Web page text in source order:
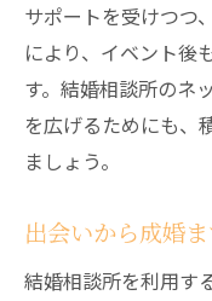
サポートを受けつつ
により、イベント後
す。結婚相談所のネ
を広げるためにも、
ましょう。
出会いから成婚
結婚相談所を利用す